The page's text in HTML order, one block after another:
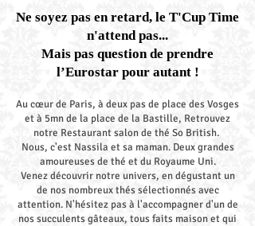
Ne soyez pas en retard, le T'Cup Time
n'attend pas...
Mais pas question de prendre
l’Eurostar pour autant !
Au cœur de Paris, à deux pas de place des Vosges
et à 5mn de la place de la Bastille, Retrouvez
notre Restaurant salon de thé So British.
Nous, c'est Nassila et sa maman. Deux grandes
amoureuses de thé et du Royaume Uni.
Venez découvrir notre univers, en dégustant un
de nos nombreux thés sélectionnés avec
attention. N'hésitez pas à l'accompagner d'un de
nos succulents gâteaux, tous faits maison et qui